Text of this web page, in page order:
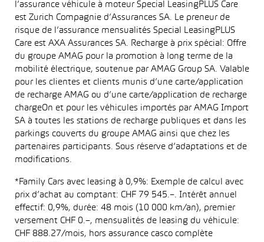
l’assurance véhicule à moteur Special LeasingPLUS Care
est Zurich Compagnie d’Assurances SA. Le preneur de
risque de l’assurance mensualités Special LeasingPLUS
Care est AXA Assurances SA. Recharge à prix spécial: Offre
du groupe AMAG pour la promotion à long terme de la
mobilité électrique, soutenue par AMAG Group SA. Valable
pour les clientes et clients munis d’une carte/application
de recharge AMAG ou d’une carte/application de recharge
chargeOn et pour les véhicules importés par AMAG Import
SA à toutes les stations de recharge publiques et dans les
parkings couverts du groupe AMAG ainsi que chez les
partenaires participants. Sous réserve d’adaptations et de
modifications.
*Family Cars avec leasing à 0,9%: Exemple de calcul avec
prix d’achat au comptant: CHF 79 545.–. Intérêt annuel
effectif: 0,9%, durée: 48 mois (10 000 km/an), premier
versement CHF 0.–, mensualités de leasing du véhicule:
CHF 888.27/mois, hors assurance casco complète